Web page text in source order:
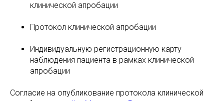
клинической апробации
Протокол клинической апробации
Индивидуальную регистрационную карту
наблюдения пациента в рамках клинической
апробации
Согласие на опубликование протокола клинической